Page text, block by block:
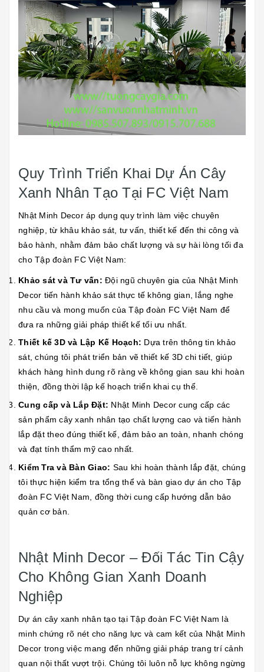
Quy Trình Triển Khai Dự Án Cây
Xanh Nhân Tạo Tại FC Việt Nam
Nhật Minh Decor áp dụng quy trình làm việc chuyên
nghiệp, từ khâu khảo sát, tư vấn, thiết kế đến thi công và
bảo hành, nhằm đảm bảo chất lượng và sự hài lòng tối đa
cho Tập đoàn FC Việt Nam:
Khảo sát và Tư vấn: Đội ngũ chuyên gia của Nhật Minh
Decor tiến hành khảo sát thực tế không gian, lắng nghe
nhu cầu và mong muốn của Tập đoàn FC Việt Nam để
đưa ra những giải pháp thiết kế tối ưu nhất.
Thiết kế 3D và Lập Kế Hoạch: Dựa trên thông tin khảo
sát, chúng tôi phát triển bản vẽ thiết kế 3D chi tiết, giúp
khách hàng hình dung rõ ràng về không gian sau khi hoàn
thiện, đồng thời lập kế hoạch triển khai cụ thể.
Cung cấp và Lắp Đặt: Nhật Minh Decor cung cấp các
sản phẩm cây xanh nhân tạo chất lượng cao và tiến hành
lắp đặt theo đúng thiết kế, đảm bảo an toàn, nhanh chóng
và đạt tính thẩm mỹ cao nhất.
Kiểm Tra và Bàn Giao: Sau khi hoàn thành lắp đặt, chúng
tôi thực hiện kiểm tra tổng thể và bàn giao dự án cho Tập
đoàn FC Việt Nam, đồng thời cung cấp hướng dẫn bảo
quản cơ bản.
Nhật Minh Decor – Đối Tác Tin Cậy
Cho Không Gian Xanh Doanh
Nghiệp
Dự án cây xanh nhân tạo tại Tập đoàn FC Việt Nam là
minh chứng rõ nét cho năng lực và cam kết của Nhật Minh
Decor trong việc mang đến những giải pháp trang trí cảnh
quan nội thất vượt trội. Chúng tôi luôn nỗ lực không ngừng